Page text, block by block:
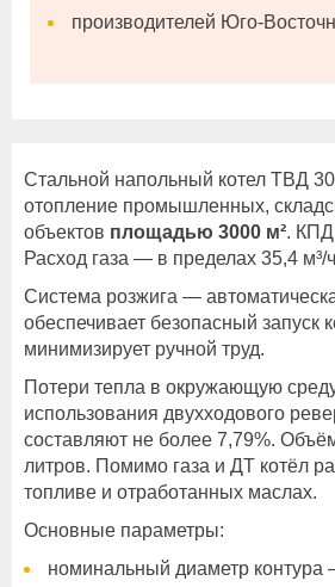
производителей Юго-
Стальной напольный котел ТВД
отопление промышленных,
объектов площадью 3000 м². КПД
Расход газа — в пределах 35,4
Система розжига —
обеспечивает безопасный запуск
минимизирует ручной труд.
Потери тепла в окружающую
использования двухходового
составляют не более 7,79%.
литров. Помимо газа и ДТ котёл
топливе и отработанных маслах.
Основные параметры:
номинальный диаметр контура